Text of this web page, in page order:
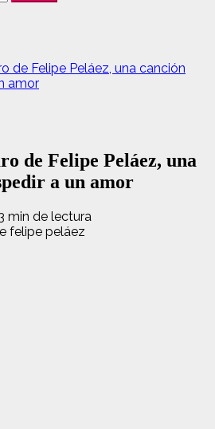
de Felipe Peláez, una canción
amor
de Felipe Peláez, una
a un amor
min de lectura